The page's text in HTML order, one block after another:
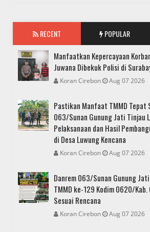
RECENT POPULAR
Manfaatkan Kepercayaan
Juwana Dibekuk Polisi di
Koran Cirebon Aug 07 2026
Pastikan Manfaat TMMD Tepat
063/Sunan Gunung Jati Tinjau
Pelaksanaan dan Hasil
di Desa Luwung Kencana
Koran Cirebon Aug 07 2026
Danrem 063/Sunan Gunung
TMMD ke-129 Kodim 0620/Kab.
Sesuai Rencana
Koran Cirebon Aug 07 2026